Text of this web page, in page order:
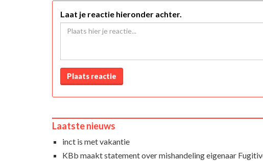
Laat je reactie hieronder achter.
Plaats reactie
Laatste nieuws
inct is met vakantie
KBb maakt statement over mishandeling eigenaar